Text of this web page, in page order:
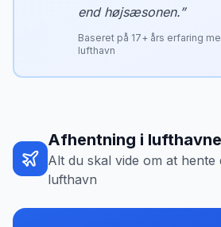
end højsæsonen.”
Baseret på 17+ års erfaring
lufthavn
Afhentning i
Alt du skal vide om at hente
lufthavn